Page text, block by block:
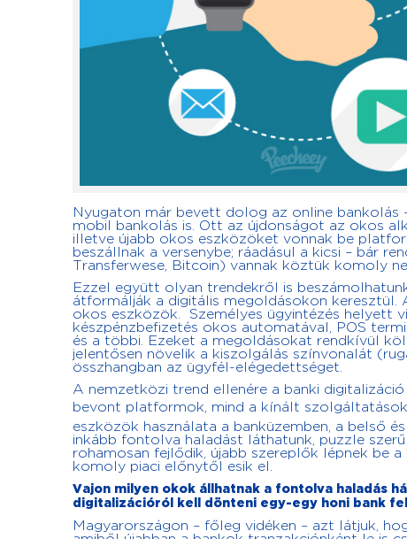
Nyugaton már bevett dolog az online bankolás
mobil bankolás is. Ott az újdonságot az okos
illetve újabb okos eszközöket vonnak be
beszállnak a versenybe; ráadásul a kicsi – bár
Transferwese, Bitcoin) vannak köztük komoly
Ezzel együtt olyan trendekről is
átformálják a digitális megoldásokon keresztül.
okos eszközök. Személyes ügyintézés helyett
készpénzbefizetés okos automatával, POS
és a többi. Ezeket a megoldásokat rendkívül
jelentősen növelik a kiszolgálás színvonalát
összhangban az ügyfél-elégedettséget.
A nemzetközi trend ellenére a banki
bevont platformok, mind a kínált szolgáltatások
eszközök használata a banküzemben, a belső
inkább fontolva haladást láthatunk, puzzle
rohamosan fejlődik, újabb szereplők lépnek be
komoly piaci előnytől esik el.
Vajon milyen okok állhatnak a fontolva haladás
digitalizációról kell dönteni egy-egy honi bank
Magyarországon – főleg vidéken – azt látjuk,